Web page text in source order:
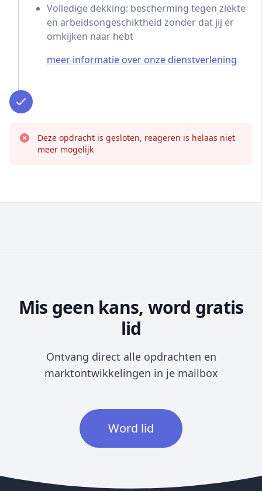
Volledige dekking: bescherming tegen ziekte
en arbeidsongeschiktheid zonder dat jij er
omkijken naar hebt
meer informatie over onze dienstverlening
Deze opdracht is gesloten, reageren is helaas niet
meer mogelijk
Mis geen kans, word gratis
lid
Ontvang direct alle opdrachten en
marktontwikkelingen in je mailbox
Word lid